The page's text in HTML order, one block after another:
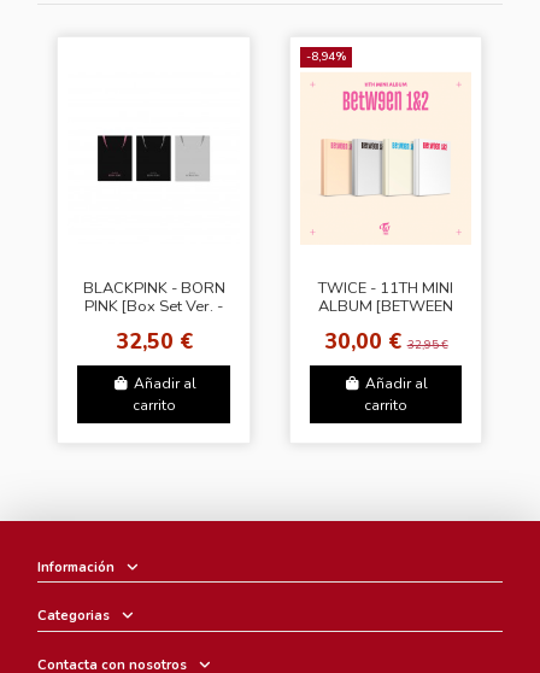
BLACKPINK - BORN
PINK [Box Set Ver. -
32,50 €
Añadir al
carrito
-8,94%
TWICE - 11TH MINI
ALBUM [BETWEEN
30,00 €32,95 €
Añadir al
carrito
Información
Categorias
Contacta con nosotros